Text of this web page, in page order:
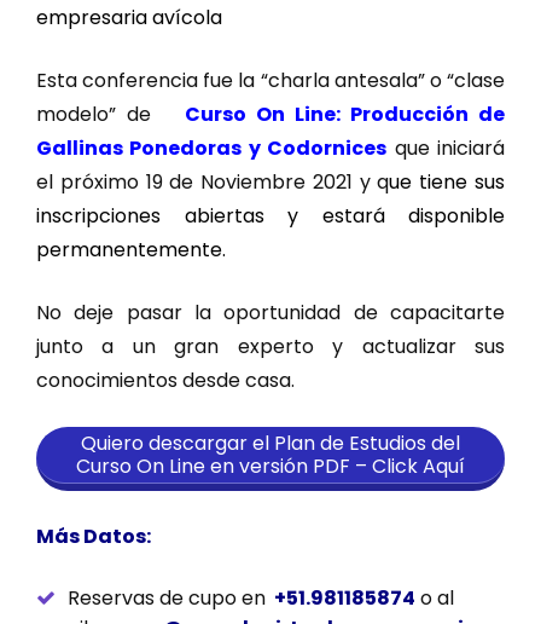
empresaria avícola
Esta conferencia fue la “charla antesala” o “clase
modelo” de Curso On Line: Producción de
Gallinas Ponedoras y Codornices que iniciará
el próximo 19 de Noviembre 2021 y que tiene sus
inscripciones abiertas y estará disponible
permanentemente.
No deje pasar la oportunidad de capacitarte
junto a un gran experto y actualizar sus
conocimientos desde casa.
Quiero descargar el Plan de Estudios del
Curso On Line en versión PDF – Click Aquí
Más Datos:
Reservas de cupo en +51.981185874 o al